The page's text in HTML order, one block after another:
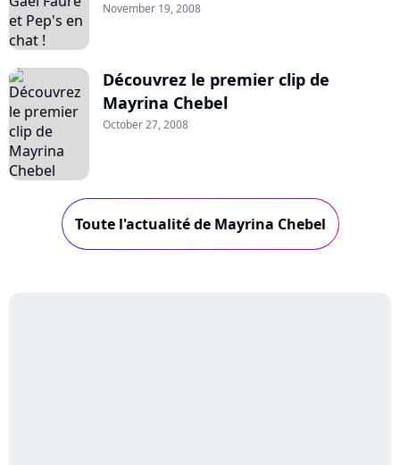
November 19, 2008
Découvrez le premier clip de
Mayrina Chebel
October 27, 2008
Toute l'actualité de Mayrina Chebel